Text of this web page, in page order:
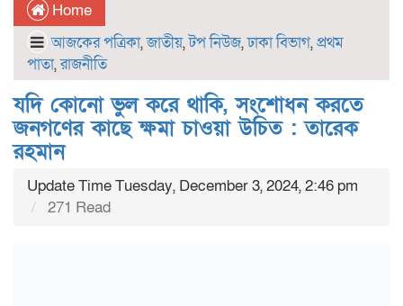
Home
আজকের পত্রিকা,জাতীয়,টপ নিউজ,ঢাকা বিভাগ,প্রথম
পাতা,রাজনীতি
যদি কোনো ভুল করে থাকি, সংশোধন করতে
জনগণের কাছে ক্ষমা চাওয়া উচিত : তারেক
রহমান
Update Time Tuesday, December 3, 2024, 2:46 pm
271 Read